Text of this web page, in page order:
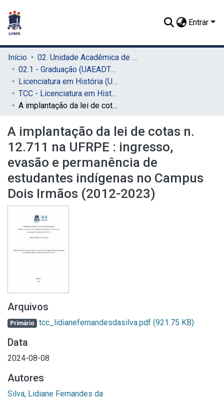
Entrar
Início
02. Unidade Acadêmica de Educação a Distância e Tecnologia (UAEADTec)
02.1 - Graduação (UAEADTec)
Licenciatura em História (UAEADTec)
TCC - Licenciatura em História (UAEADTec)
A implantação da lei de cotas n. 12.711 na UFRPE : ingresso, evasão e permanência de estudantes indígenas no Campus Dois Irmãos (2012-2023)
A implantação da lei de cotas n.
12.711 na UFRPE : ingresso,
evasão e permanência de
estudantes indígenas no Campus
Dois Irmãos (2012-2023)
Arquivos
Primário tcc_lidianefernandesdasilva.pdf (921.75 KB)
Data
2024-08-08
Autores
Silva, Lidiane Fernandes da